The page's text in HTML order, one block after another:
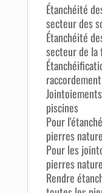
Étanchéité
secteur des
Étanchéité
secteur de la
piscines
Pour
pierres
Pour les
pierres
Rendre